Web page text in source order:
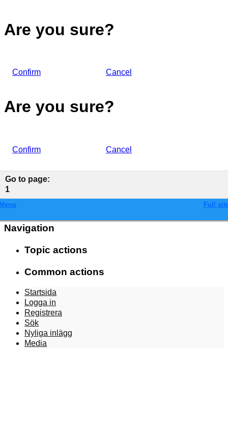
Are you sure?
Confirm Cancel
Are you sure?
Confirm Cancel
Go to page:
1
Full
Navigation
Topic actions
Common actions
Startsida
Logga in
Registrera
Sök
Nyliga inlägg
Media